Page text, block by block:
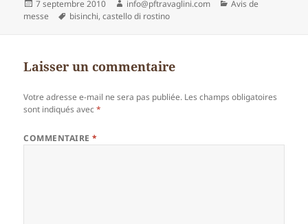
Publié
le
7 septembre 2010 Auteur
info@pftravaglini.com Catégories
Avis de
messe
Mots-
bisinchi,castello di rostino
Laisser un commentaire
Votre adresse e-mail ne sera pas publiée. Les champs obligatoires
sont indiqués avec*
COMMENTAIRE*